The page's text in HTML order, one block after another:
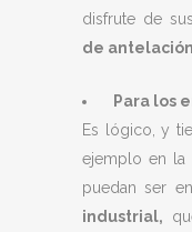
disfrute de
de antelación
Para los
Es lógico, y
ejemplo en la
puedan ser en
industrial,